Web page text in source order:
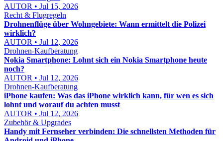
AUTOR • Jul 15, 2026
Recht & Flugregeln
Drohnenflüge über Wohngebiete: Wann ermittelt die Polizei
wirklich?
AUTOR • Jul 12, 2026
Drohnen-Kaufberatung
Nokia Smartphone: Lohnt sich ein Nokia Smartphone heute
noch?
AUTOR • Jul 12, 2026
Drohnen-Kaufberatung
iPhone kaufen: Was das iPhone wirklich kann, für wen es sich
lohnt und worauf du achten musst
AUTOR • Jul 12, 2026
Zubehör & Upgrades
Handy mit Fernseher verbinden: Die schnellsten Methoden für